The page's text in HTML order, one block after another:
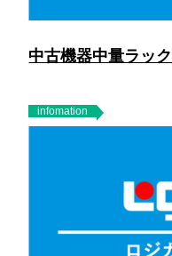
中古機器中量ラッ
infomation